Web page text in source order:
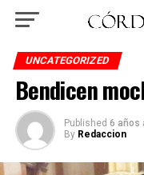
UNCATEGORIZED
Bendicen
Published 6 años
By Redaccion